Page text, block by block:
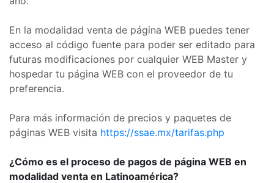
En la modalidad venta de página WEB puedes tener
acceso al código fuente para poder ser editado para
futuras modificaciones por cualquier WEB Master y
hospedar tu página WEB con el proveedor de tu
preferencia.
Para más información de precios y paquetes de
páginas WEB visita https://ssae.mx/tarifas.php
¿Cómo es el proceso de pagos de página WEB en
modalidad venta en Latinoamérica?